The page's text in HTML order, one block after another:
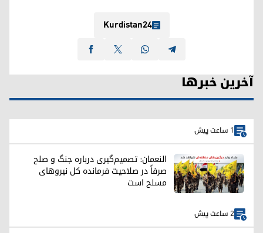
Kurdistan24
آخرین خبرها
1 ساعت پیش
النعمان: تصمیم‌گیری درباره جنگ و صلح
صرفاً در صلاحیت فرمانده کل نیروهای
مسلح است
2 ساعت پیش